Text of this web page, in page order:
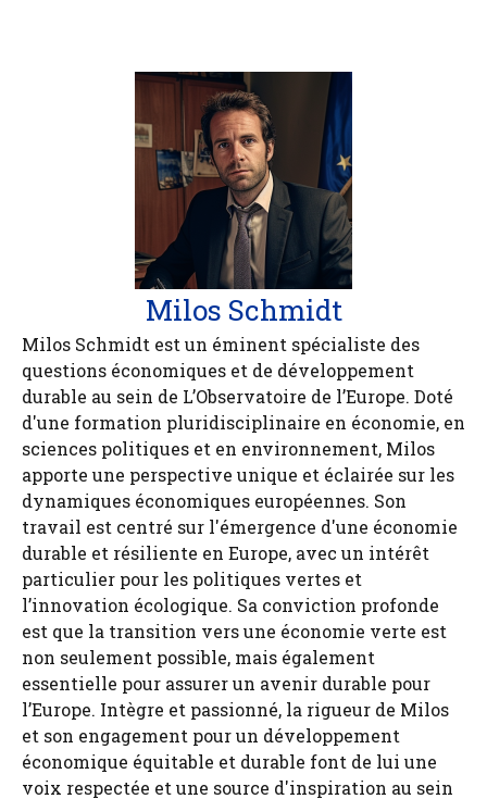
Milos Schmidt
Milos Schmidt est un éminent spécialiste des
questions économiques et de développement
durable au sein de L’Observatoire de l’Europe. Doté
d'une formation pluridisciplinaire en économie, en
sciences politiques et en environnement, Milos
apporte une perspective unique et éclairée sur les
dynamiques économiques européennes. Son
travail est centré sur l'émergence d'une économie
durable et résiliente en Europe, avec un intérêt
particulier pour les politiques vertes et
l’innovation écologique. Sa conviction profonde
est que la transition vers une économie verte est
non seulement possible, mais également
essentielle pour assurer un avenir durable pour
l’Europe. Intègre et passionné, la rigueur de Milos
et son engagement pour un développement
économique équitable et durable font de lui une
voix respectée et une source d'inspiration au sein